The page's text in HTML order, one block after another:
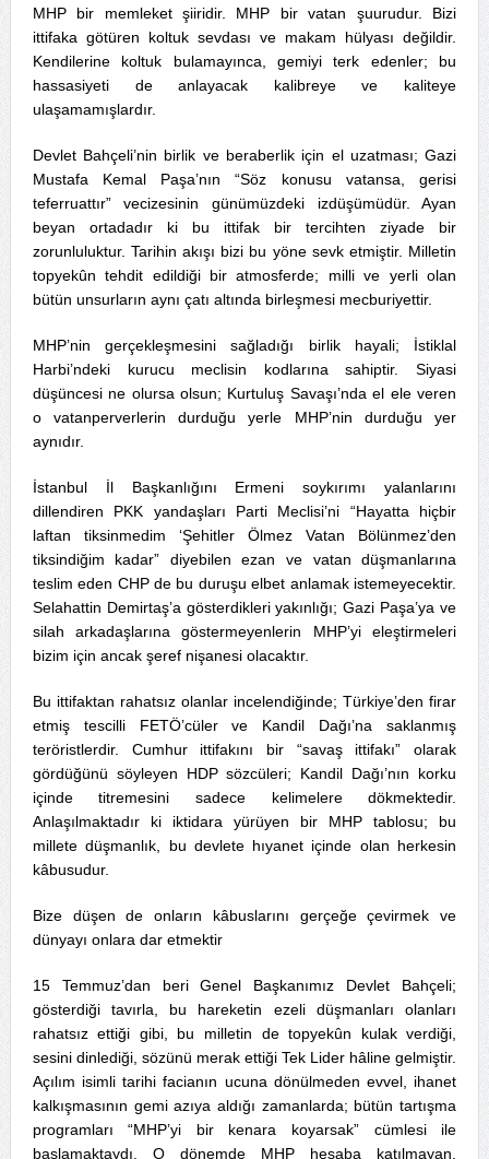
MHP bir memleket şiiridir. MHP bir vatan şuurudur. Bizi
ittifaka götüren koltuk sevdası ve makam hülyası değildir.
Kendilerine koltuk bulamayınca, gemiyi terk edenler; bu
hassasiyeti de anlayacak kalibreye ve kaliteye
ulaşamamışlardır.
Devlet Bahçeli’nin birlik ve beraberlik için el uzatması; Gazi
Mustafa Kemal Paşa’nın “Söz konusu vatansa, gerisi
teferruattır” vecizesinin günümüzdeki izdüşümüdür. Ayan
beyan ortadadır ki bu ittifak bir tercihten ziyade bir
zorunluluktur. Tarihin akışı bizi bu yöne sevk etmiştir. Milletin
topyekûn tehdit edildiği bir atmosferde; milli ve yerli olan
bütün unsurların aynı çatı altında birleşmesi mecburiyettir.
MHP’nin gerçekleşmesini sağladığı birlik hayali; İstiklal
Harbi’ndeki kurucu meclisin kodlarına sahiptir. Siyasi
düşüncesi ne olursa olsun; Kurtuluş Savaşı’nda el ele veren
o vatanperverlerin durduğu yerle MHP’nin durduğu yer
aynıdır.
İstanbul İl Başkanlığını Ermeni soykırımı yalanlarını
dillendiren PKK yandaşları Parti Meclisi’ni “Hayatta hiçbir
laftan tiksinmedim ‘Şehitler Ölmez Vatan Bölünmez’den
tiksindiğim kadar” diyebilen ezan ve vatan düşmanlarına
teslim eden CHP de bu duruşu elbet anlamak istemeyecektir.
Selahattin Demirtaş’a gösterdikleri yakınlığı; Gazi Paşa’ya ve
silah arkadaşlarına göstermeyenlerin MHP’yi eleştirmeleri
bizim için ancak şeref nişanesi olacaktır.
Bu ittifaktan rahatsız olanlar incelendiğinde; Türkiye’den firar
etmiş tescilli FETÖ’cüler ve Kandil Dağı’na saklanmış
teröristlerdir. Cumhur ittifakını bir “savaş ittifakı” olarak
gördüğünü söyleyen HDP sözcüleri; Kandil Dağı’nın korku
içinde titremesini sadece kelimelere dökmektedir.
Anlaşılmaktadır ki iktidara yürüyen bir MHP tablosu; bu
millete düşmanlık, bu devlete hıyanet içinde olan herkesin
kâbusudur.
Bize düşen de onların kâbuslarını gerçeğe çevirmek ve
dünyayı onlara dar etmektir
15 Temmuz’dan beri Genel Başkanımız Devlet Bahçeli;
gösterdiği tavırla, bu hareketin ezeli düşmanları olanları
rahatsız ettiği gibi, bu milletin de topyekûn kulak verdiği,
sesini dinlediği, sözünü merak ettiği Tek Lider hâline gelmiştir.
Açılım isimli tarihi facianın ucuna dönülmeden evvel, ihanet
kalkışmasının gemi azıya aldığı zamanlarda; bütün tartışma
programları “MHP’yi bir kenara koyarsak” cümlesi ile
başlamaktaydı. O dönemde MHP hesaba katılmayan,